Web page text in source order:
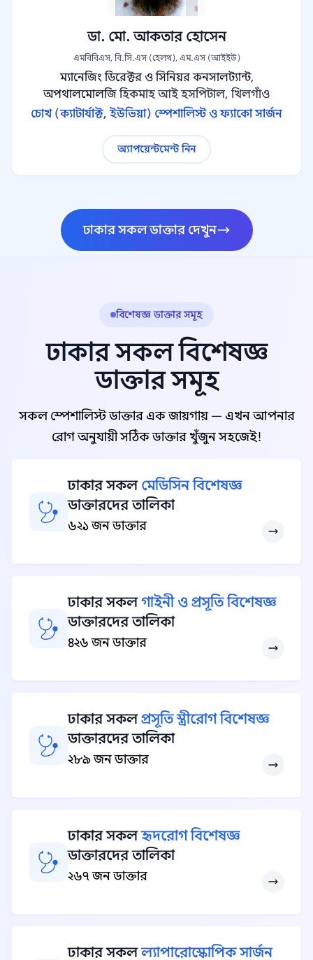
ডা. মো. আকতার হোসেন
এমবিবিএস, বি.সি.এস (হেলথ), এম.এস (আইইউ)
ম্যানেজিং ডিরেক্টর ও সিনিয়র কনসালট্যান্ট,
অপথালমোলজি হিকমাহ আই হসপিটাল, খিলগাঁও
চোখ (ক্যাটার্যাক্ট, ইউভিয়া) স্পেশালিস্ট ও ফ্যাকো সার্জন
অ্যাপয়েন্টমেন্ট নিন
ঢাকার সকল ডাক্তার দেখুন
বিশেষজ্ঞ ডাক্তার সমূহ
ঢাকার সকল বিশেষজ্ঞ
ডাক্তার সমূহ
সকল স্পেশালিস্ট ডাক্তার এক জায়গায় — এখন আপনার
রোগ অনুযায়ী সঠিক ডাক্তার খুঁজুন সহজেই!
ঢাকার সকল মেডিসিন বিশেষজ্ঞ
ডাক্তারদের তালিকা
৬২১ জন ডাক্তার
ঢাকার সকলগাইনী ও প্রসূতি বিশেষজ্ঞ
ডাক্তারদের তালিকা
৪২৬ জন ডাক্তার
ঢাকার সকলপ্রসূতি স্ত্রীরোগ বিশেষজ্ঞ
ডাক্তারদের তালিকা
২৮৯ জন ডাক্তার
ঢাকার সকলহৃদরোগ বিশেষজ্ঞ
ডাক্তারদের তালিকা
২৬৭ জন ডাক্তার
ঢাকার সকলল্যাপারোস্কোপিক সার্জন